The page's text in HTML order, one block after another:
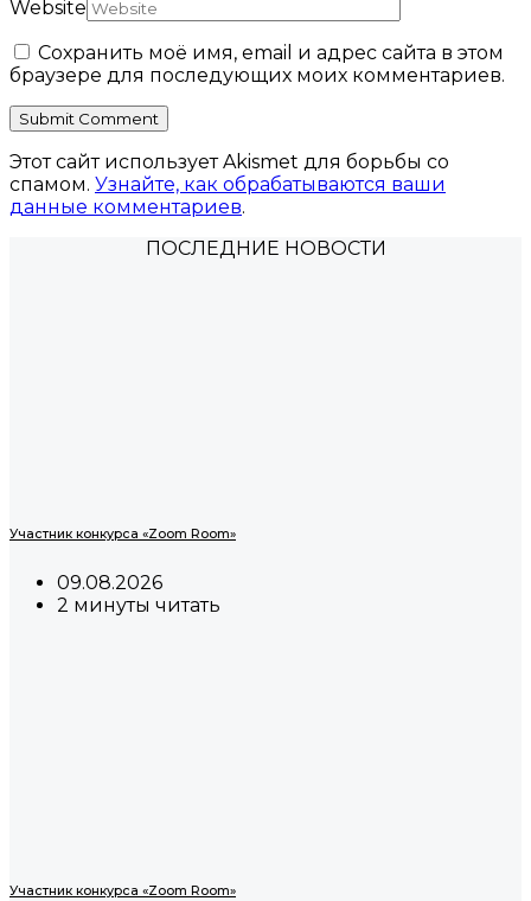
Website
Сохранить моё имя, email и адрес сайта в этом
браузере для последующих моих комментариев.
Этот сайт использует Akismet для борьбы со
спамом. Узнайте, как обрабатываются ваши
данные комментариев.
ПОСЛЕДНИЕ НОВОСТИ
Участник конкурса «Zoom Room»
09.08.2026
2 минуты читать
Участник конкурса «Zoom Room»